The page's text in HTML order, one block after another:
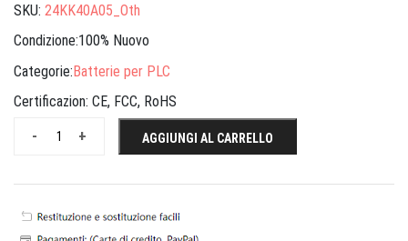
SKU: 24KK40A05_Oth
Condizione:100% Nuovo
Categorie:Batterie per PLC
Certificazion: CE, FCC, RoHS
+
- AGGIUNGI AL CARRELLO